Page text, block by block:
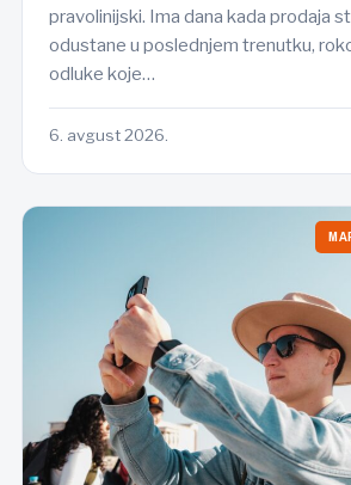
pravolinijski. Ima dana kada prodaja
odustane u poslednjem trenutku,
odluke koje…
6. avgust 2026.